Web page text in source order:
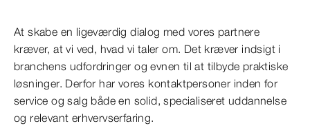
At skabe en ligeværdig dialog med vores partnere
kræver, at vi ved, hvad vi taler om. Det kræver indsigt i
branchens udfordringer og evnen til at tilbyde praktiske
løsninger. Derfor har vores kontaktpersoner inden for
service og salg både en solid, specialiseret uddannelse
og relevant erhvervserfaring.